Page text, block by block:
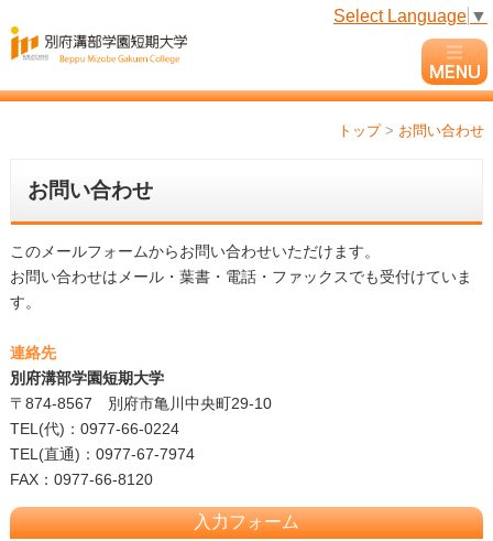
Select Language ▼
トップ > お問い合わせ
お問い合わせ
このメールフォームからお問い合わせいただけます。
お問い合わせはメール・葉書・電話・ファックスでも受付けていま
す。
連絡先
別府溝部学園短期大学
〒874-8567 別府市亀川中央町29-10
TEL(代)：0977-66-0224
TEL(直通)：0977-67-7974
FAX：0977-66-8120
入力フォーム